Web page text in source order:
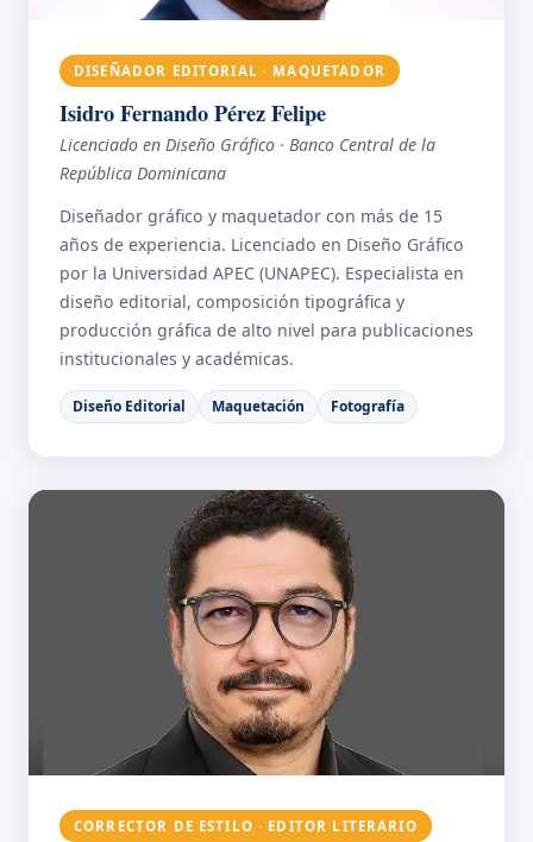
DISEÑADOR EDITORIAL · MAQUETADOR
Isidro Fernando Pérez Felipe
Licenciado en Diseño Gráfico · Banco Central de la
República Dominicana
Diseñador gráfico y maquetador con más de 15
años de experiencia. Licenciado en Diseño Gráfico
por la Universidad APEC (UNAPEC). Especialista en
diseño editorial, composición tipográfica y
producción gráfica de alto nivel para publicaciones
institucionales y académicas.
Diseño Editorial Maquetación Fotografía
CORRECTOR DE ESTILO · EDITOR LITERARIO